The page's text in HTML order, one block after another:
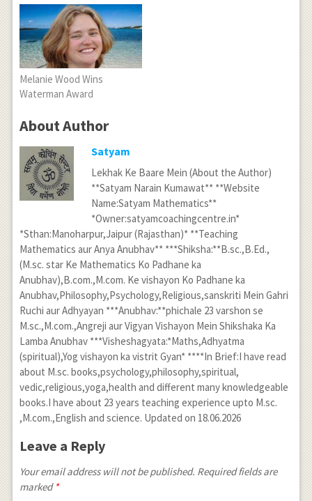
Melanie Wood Wins
Waterman Award
About Author
Satyam
Lekhak Ke Baare Mein (About the Author)
**Satyam Narain Kumawat** **Website
Name:Satyam Mathematics**
*Owner:satyamcoachingcentre.in*
*Sthan:Manoharpur,Jaipur (Rajasthan)* **Teaching
Mathematics aur Anya Anubhav** ***Shiksha:**B.sc.,B.Ed.,
(M.sc. star Ke Mathematics Ko Padhane ka
Anubhav),B.com.,M.com. Ke vishayon Ko Padhane ka
Anubhav,Philosophy,Psychology,Religious,sanskriti Mein Gahri
Ruchi aur Adhyayan ***Anubhav:**phichale 23 varshon se
M.sc.,M.com.,Angreji aur Vigyan Vishayon Mein Shikshaka Ka
Lamba Anubhav ***Visheshagyata:*Maths,Adhyatma
(spiritual),Yog vishayon ka vistrit Gyan* ****In Brief:I have read
about M.sc. books,psychology,philosophy,spiritual,
vedic,religious,yoga,health and different many knowledgeable
books.I have about 23 years teaching experience upto M.sc.
,M.com.,English and science. Updated on 18.06.2026
Leave a Reply
Your email address will not be published. Required fields are
marked *